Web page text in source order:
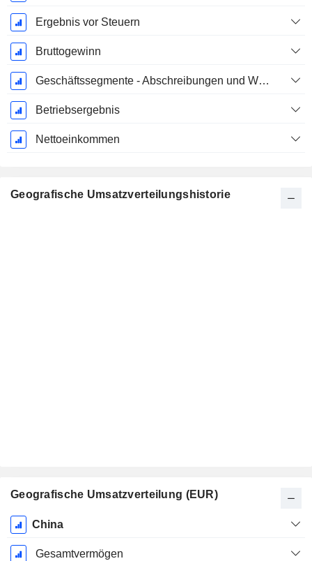
Ergebnis vor Steuern
Bruttogewinn
Geschäftssegmente - Abschreibungen und Wertminderungen
Betriebsergebnis
Nettoeinkommen
Geografische Umsatzverteilungshistorie
Geografische Umsatzverteilung (EUR)
Ende d.
Geschäftsjahres:
Dezember
China
Gesamtvermögen